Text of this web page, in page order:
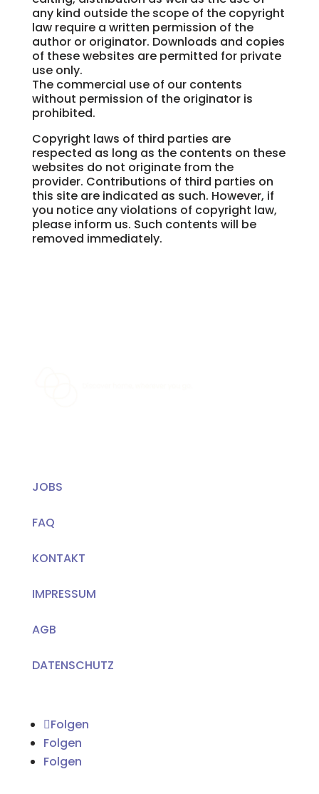
any kind outside the scope of the copyright
law require a written permission of the
author or originator. Downloads and copies
of these websites are permitted for private
use only.
The commercial use of our contents
without permission of the originator is
prohibited.
Copyright laws of third parties are
respected as long as the contents on these
websites do not originate from the
provider. Contributions of third parties on
this site are indicated as such. However, if
you notice any violations of copyright law,
please inform us. Such contents will be
removed immediately.
JOBS
FAQ
KONTAKT
IMPRESSUM
AGB
DATENSCHUTZ
Folgen
Folgen
Folgen